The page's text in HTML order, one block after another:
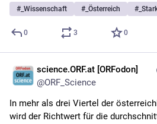
# _Wissenschaft # _Österreich #
0 3 0
science.ORF.at [ORFodon]
@ORF_Science
In mehr als drei Viertel der
wird der Richtwert für die